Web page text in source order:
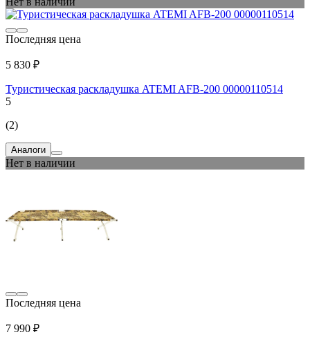
Последняя цена
5 830 ₽
Туристическая раскладушка ATEMI AFB-200 00000110514
5
(2)
Аналоги
Нет в наличии
Последняя цена
7 990 ₽